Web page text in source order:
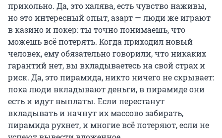
прикольно. Да, это халява, есть чувство наживы,
но это интересный опыт, азарт — люди же играют
в казино и покер: ты точно понимаешь, что
можешь всё потерять. Когда приходил новый
человек, ему обязательно говорили, что никаких
гарантий нет, вы вкладываетесь на свой страх и
риск. Да, это пирамида, никто ничего не скрывает:
пока люди вкладывают деньги, в пирамиде они
есть и идут выплаты. Если перестанут
вкладывать и начнут их массово забирать,
пирамида рухнет, и многие всё потеряют, если не